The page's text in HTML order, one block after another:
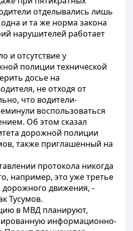
отделывались лишь
и та же норма закона
нарушителей работает
и отсутствие у
полиции технической
досье на
не отходя от
что водители-
воспользоваться
Об этом сказал
дорожной полиции
также приглашенный на
протокола никогда
например, это уже третье
движения, -
Тусумов.
в МВД планируют,
информационно-